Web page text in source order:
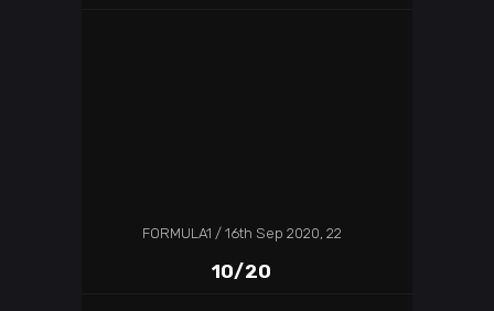
FORMULA1 16th Sep 2020, 22
10/20